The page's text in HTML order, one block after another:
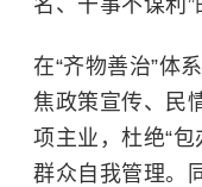
名、干事不谋利”
在“齐物善治”体
焦政策宣传、民
项主业，杜绝“
群众自我管理。